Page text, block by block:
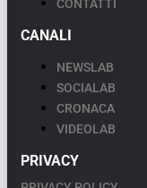
CONTATTI
CANALI
NEWSLAB
SOCIALAB
CRONACA
VIDEOLAB
PRIVACY